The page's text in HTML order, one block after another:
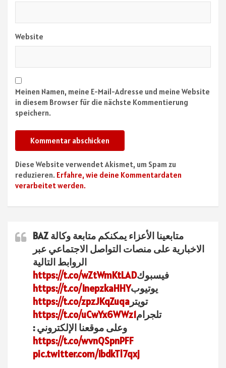
Website
Meinen Namen, meine E-Mail-Adresse und meine Website
in diesem Browser für die nächste Kommentierung
speichern.
Diese Website verwendet Akismet, um Spam zu
reduzieren. Erfahre, wie deine Kommentardaten
verarbeitet werden.
متابعينا الأعزاء يمكنكم متابعة وكالة BAZ
الاخبارية على منصات التواصل الاجتماعي عبر
الروابط التالية
فيسبوكhttps://t.co/wZtWmKtLAD
يوتيوبhttps://t.co/InepzkaHHY
تويتر https://t.co/zpzJKqZuqa
تلجرامhttps://t.co/uCwYx6WWz1
وعلى موقعنا الإلكتروني :
https://t.co/wvnQSpnPFF
pic.twitter.com/ibdkTl7qxj